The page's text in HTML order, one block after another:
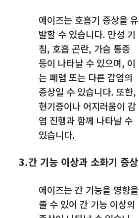
에이즈는 호흡기 증상을 유
발할 수 있습니다. 만성 기
침, 호흡 곤란, 가슴 통증
등이 나타날 수 있으며, 이
는 폐렴 또는 다른 감염의
증상일 수 있습니다. 또한,
현기증이나 어지러움이 감
염 진행과 함께 나타날 수
있습니다.
3.간 기능 이상과 소화기 증상
에이즈는 간 기능을 영향을
줄 수 있어 간 기능 이상의